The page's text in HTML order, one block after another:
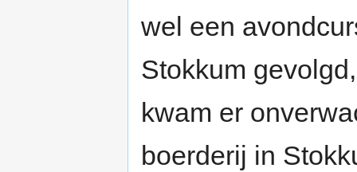
wel een
Stokkum
kwam er
boerderij in